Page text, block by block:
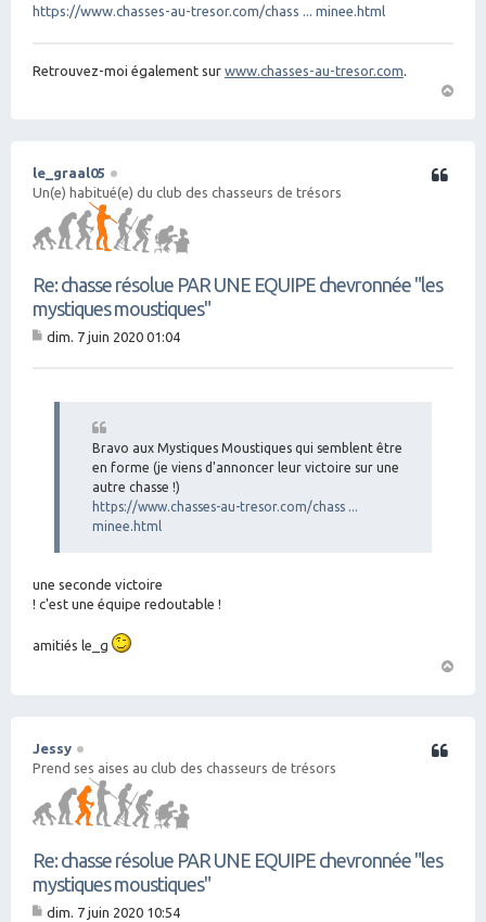
https://www.chasses-au-tresor.com/chass ... minee.html
Retrouvez-moi également sur www.chasses-au-tresor.com.
le_graal05
Un(e) habitué(e) du club des chasseurs de trésors
Re: chasse résolue PAR UNE EQUIPE chevronnée "les
mystiques moustiques"
Citation
dim. 7 juin 2020 01:04
Bravo aux Mystiques Moustiques qui semblent être
en forme (je viens d'annoncer leur victoire sur une
autre chasse !)
https://www.chasses-au-tresor.com/chass ...
minee.html
une seconde victoire
! c'est une équipe redoutable !
amitiés le_g
Jessy
Prend ses aises au club des chasseurs de trésors
Re: chasse résolue PAR UNE EQUIPE chevronnée "les
mystiques moustiques"
Citation
dim. 7 juin 2020 10:54